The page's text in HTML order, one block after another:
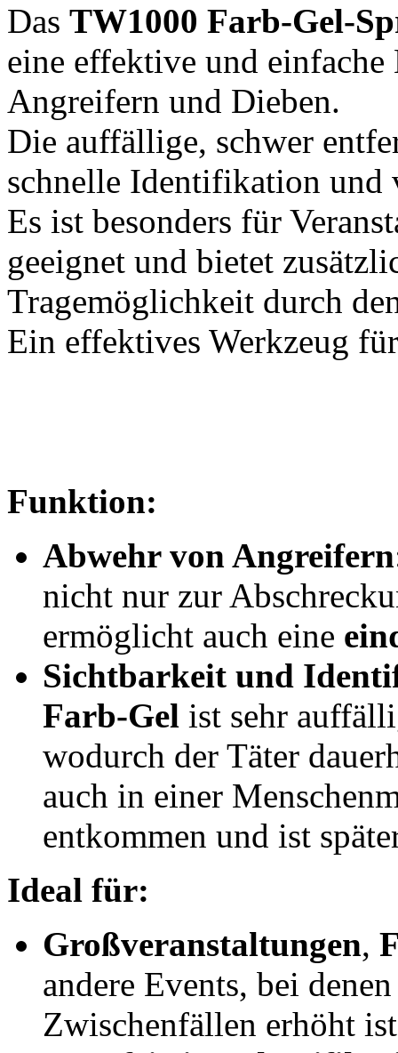
Das TW1000 Farb-Gel-
eine effektive und
Angreifern und Dieben.
Die auffällige, schwer
schnelle Identifikation und
Es ist besonders für
geeignet und bietet
Tragemöglichkeit durch
Ein effektives Werkzeug
Funktion:
Abwehr von Angreifern
nicht nur zur
ermöglicht auch eine
Sichtbarkeit und
Farb-Gel ist sehr
wodurch der Täter
auch in einer
entkommen und ist
Ideal für:
Großveranstaltungen,
andere Events, bei
Zwischenfällen erhöht